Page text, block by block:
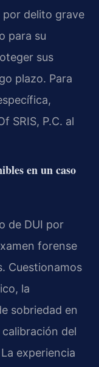
por delito grave
para su
sus
plazo. Para
SRIS, P.C. al
en un caso
de DUI por
forense
Cuestionamos
la
sobriedad en
del
experiencia